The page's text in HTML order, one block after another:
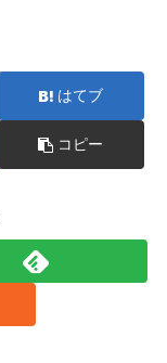
はてブ
コピー